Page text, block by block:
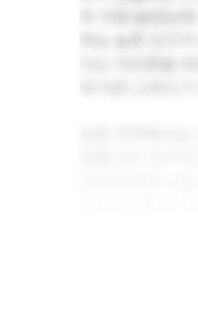
이 가장 높았는
화는 사람들이
반대로, 도시 지
병, 암과 같은